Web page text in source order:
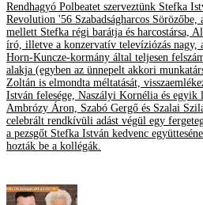
Rendhagyó Polbeatet szerveztünk Stefka
Revolution '56 Szabadságharcos Sörözőbe,
mellett Stefka régi barátja és harcostársa,
író, illetve a konzervatív televíziózás nagy,
Horn-Kuncze-kormány által teljesen
alakja (egyben az ünnepelt akkori
Zoltán is elmondta méltatását,
István felesége, Naszályi Kornélia és egyik
Ambrózy Áron, Szabó Gergő és Szalai
celebrált rendkívüli adást végül egy
a pezsgőt Stefka István kedvenc
hozták be a kollégák.